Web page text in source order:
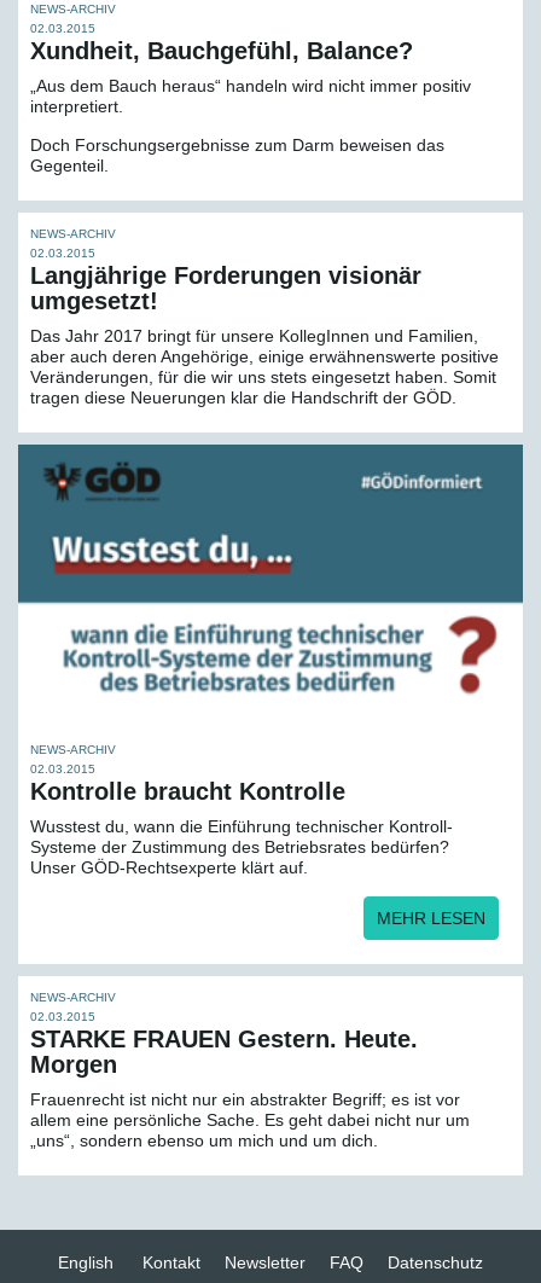
NEWS-ARCHIV
02.03.2015
Xundheit, Bauchgefühl, Balance?
„Aus dem Bauch heraus“ handeln wird nicht immer positiv
interpretiert.
Doch Forschungsergebnisse zum Darm beweisen das
Gegenteil.
NEWS-ARCHIV
02.03.2015
Langjährige Forderungen visionär
umgesetzt!
Das Jahr 2017 bringt für unsere KollegInnen und Familien,
aber auch deren Angehörige, einige erwähnenswerte positive
Veränderungen, für die wir uns stets eingesetzt haben. Somit
tragen diese Neuerungen klar die Handschrift der GÖD.
NEWS-ARCHIV
02.03.2015
Kontrolle braucht Kontrolle
Wusstest du, wann die Einführung technischer Kontroll-
Systeme der Zustimmung des Betriebsrates bedürfen?
Unser GÖD-Rechtsexperte klärt auf.
MEHR LESEN
NEWS-ARCHIV
02.03.2015
STARKE FRAUEN Gestern. Heute.
Morgen
Frauenrecht ist nicht nur ein abstrakter Begriff; es ist vor
allem eine persönliche Sache. Es geht dabei nicht nur um
„uns“, sondern ebenso um mich und um dich.
English Kontakt Newsletter FAQ Datenschutz